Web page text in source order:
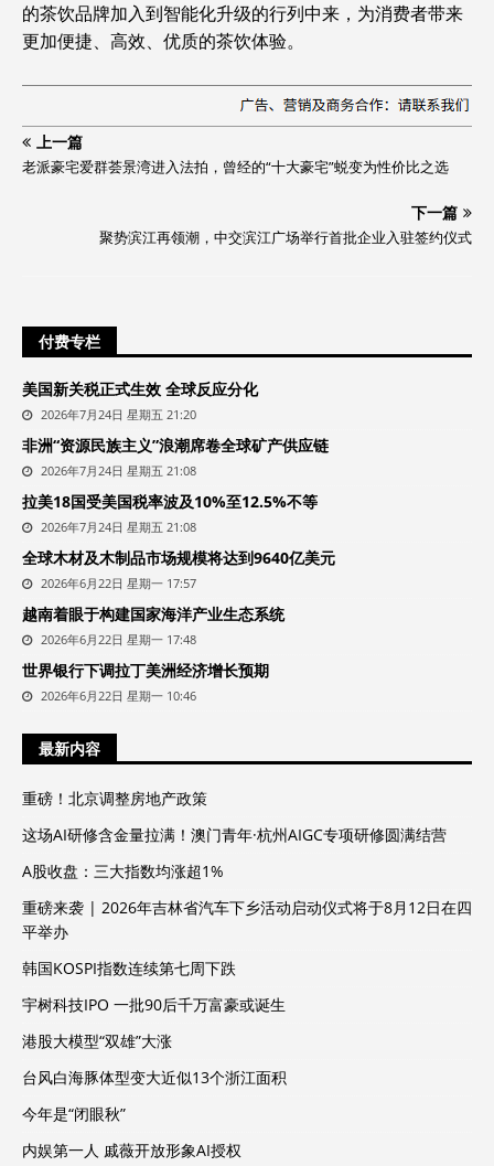
的茶饮品牌加入到智能化升级的行列中来，为消费者带来
更加便捷、高效、优质的茶饮体验。
上一篇
老派豪宅爱群荟景湾进入法拍，曾经的“十大豪宅”蜕变为性价比之选
下一篇
聚势滨江再领潮，中交滨江广场举行首批企业入驻签约仪式
付费专栏
美国新关税正式生效 全球反应分化
2026年7月24日 星期五 21:20
非洲“资源民族主义”浪潮席卷全球矿产供应链
2026年7月24日 星期五 21:08
拉美18国受美国税率波及10%至12.5%不等
2026年7月24日 星期五 21:08
全球木材及木制品市场规模将达到9640亿美元
2026年6月22日 星期一 17:57
越南着眼于构建国家海洋产业生态系统
2026年6月22日 星期一 17:48
世界银行下调拉丁美洲经济增长预期
2026年6月22日 星期一 10:46
最新内容
重磅！北京调整房地产政策
这场AI研修含金量拉满！澳门青年·杭州AIGC专项研修圆满结营
A股收盘：三大指数均涨超1%
重磅来袭 | 2026年吉林省汽车下乡活动启动仪式将于8月12日在四
平举办
韩国KOSPI指数连续第七周下跌
宇树科技IPO 一批90后千万富豪或诞生
港股大模型“双雄”大涨
台风白海豚体型变大近似13个浙江面积
今年是“闭眼秋”
内娱第一人 戚薇开放形象AI授权